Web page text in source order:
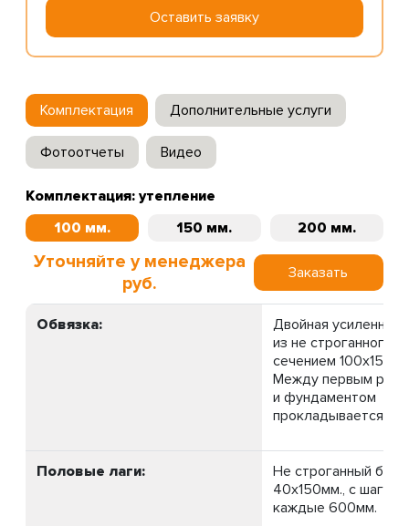
Оставить заявку
Комплектация Дополнительные услуги
Фотоотчеты Видео
Комплектация: утепление
100 мм.
150 мм. 200 мм.
Уточняйте у менеджера
руб.
Заказать
Обвязка:
Двойная
из не строганного
сечением
Между первым
и фундаментом
прокладывается
Половые лаги:
Не строганный брус
40х150мм., с шагом
каждые 600мм.